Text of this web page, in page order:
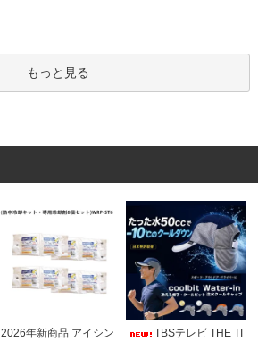
もっと見る
2026年新商品 アイシン
TBSテレビ THE TI